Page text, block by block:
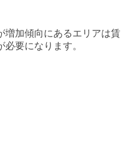
増加傾向にあるエリアは賃
要になります。